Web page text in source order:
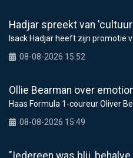
Isack Hadjar heeft zijn promotie
08-08-2026 15:52
Haas Formula 1-coureur Oliver
08-08-2026 15:49